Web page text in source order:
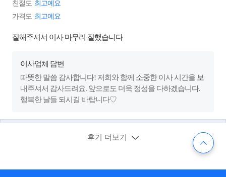
친절도 최고예요
가격도 최고예요
잘해주셔서 이사 마무리 잘했습니다
이사업체 답변
따뜻한 말씀 감사합니다! 저희와 함께 소중한 이사 시간을 보
내주셔서 감사드려요. 앞으로도 더욱 정성을 다하겠습니다.
행복한 날들 되시길 바랍니다♡
후기 더보기